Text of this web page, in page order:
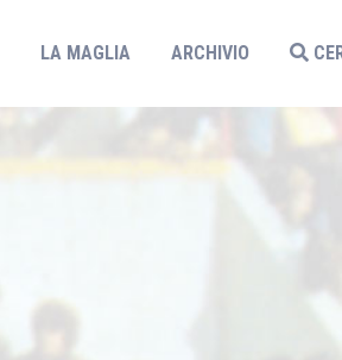
LA MAGLIA ARCHIVIO